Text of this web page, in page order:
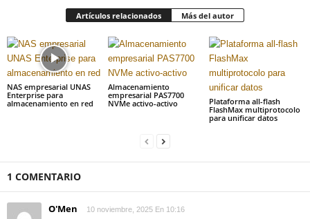
Artículos relacionados Más del autor
NAS empresarial UNAS
Enterprise para
almacenamiento en red
Almacenamiento
empresarial PAS7700
NVMe activo-activo
Plataforma all-flash
FlashMax multiprotocolo
para unificar datos
1 COMENTARIO
O'Men 10 noviembre, 2025 En 10:16